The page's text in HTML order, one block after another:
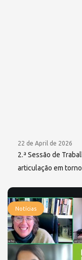
22 de April de 2026
2.ª Sessão de
articulação em
Notícias